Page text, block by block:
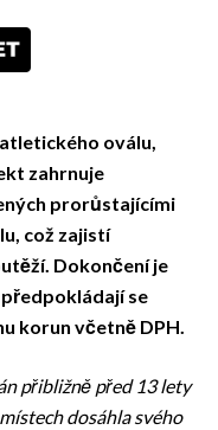
oválu,
zahrnuje
prorůstajícími
což zajistí
Dokončení je
se
korun včetně DPH.
přibližně před 13 lety
dosáhla svého